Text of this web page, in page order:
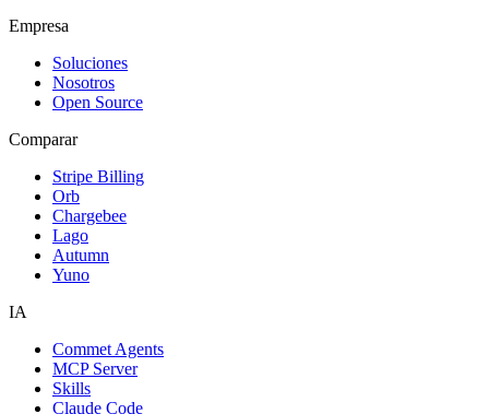
Empresa
Soluciones
Nosotros
Open Source
Comparar
Stripe Billing
Orb
Chargebee
Lago
Autumn
Yuno
IA
Commet Agents
MCP Server
Skills
Claude Code